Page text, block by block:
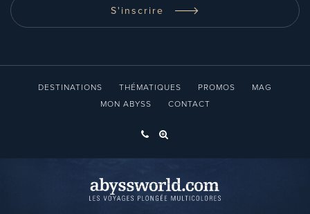
S'inscrire
DESTINATIONS THÉMATIQUES PROMOS
MAG
MON ABYSS
CONTACT